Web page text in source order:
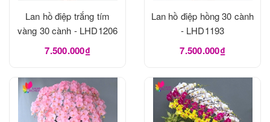
Lan hồ điệp trắng tím
vàng 30 cành - LHD1206
7.500.000₫
Lan hồ điệp hồng 30 cành
- LHD1193
7.500.000₫